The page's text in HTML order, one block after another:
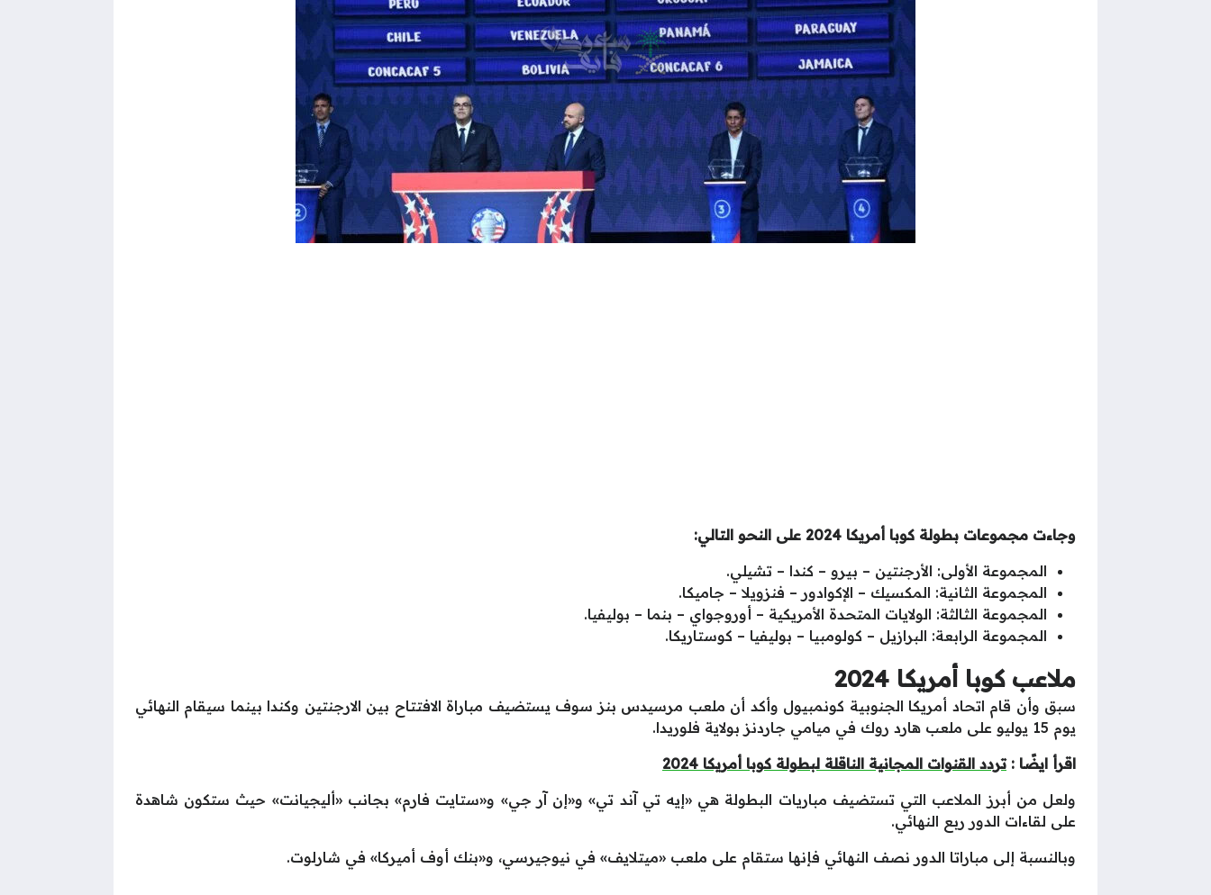
وجاءت مجموعات بطولة كوبا أمريكا 2024 على النحو التالي:
المجموعة الأولى: الأرجنتين – بيرو – كندا – تشيلي.
المجموعة الثانية: المكسيك – الإكوادور – فنزويلا – جاميكا.
المجموعة الثالثة: الولايات المتحدة الأمريكية – أوروجواي – بنما – بوليفيا.
المجموعة الرابعة: البرازيل – كولومبيا – بوليفيا – كوستاريكا.
ملاعب كوبا أمريكا 2024
سبق وأن قام اتحاد أمريكا الجنوبية كونمبيول وأكد أن ملعب مرسيدس بنز سوف يستضيف مباراة الافتتاح بين الارجنتين وكندا بينما سيقام النهائي
يوم 15 يوليو على ملعب هارد روك في ميامي جاردنز بولاية فلوريدا.
اقرأ ايضًا :تردد القنوات المجانية الناقلة لبطولة كوبا أمريكا 2024
ولعل من أبرز الملاعب التي تستضيف مباريات البطولة هي «إيه تي آند تي» و«إن آر جي» و«ستايت فارم» بجانب «أليجيانت» حيث ستكون شاهدة
على لقاءات الدور ربع النهائي.
وبالنسبة إلى مباراتا الدور نصف النهائي فإنها ستقام على ملعب «ميتلايف» في نيوجيرسي، و«بنك أوف أميركا» في شارلوت.